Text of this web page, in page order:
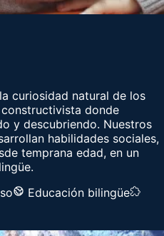
curiosidad natural de los
donde
y descubriendo. Nuestros
habilidades sociales,
temprana edad, en un
Educación bilingüe